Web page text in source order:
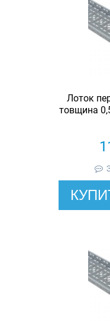
Лоток
товщина